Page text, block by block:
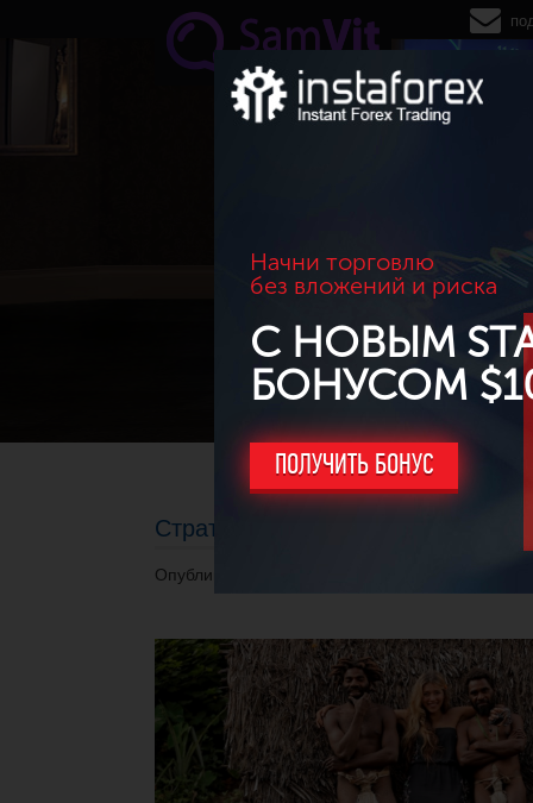
Перейти к основному содержанию
Начни торговлю
без вложений и риска
С НОВЫМ
БОНУСОМ
ПОЛУЧИТЬ БОНУС
Стратегии бинарных опционов
Опубликовано 24.05.2014 в 13:07.